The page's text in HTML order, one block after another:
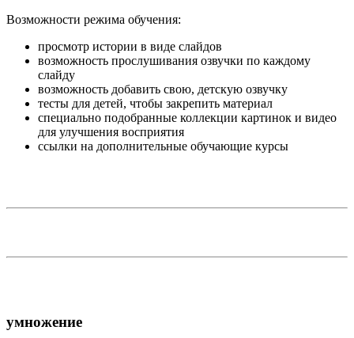
Возможности режима обучения:
просмотр истории в виде слайдов
возможность прослушивания озвучки по каждому
слайду
возможность добавить свою, детскую озвучку
тесты для детей, чтобы закрепить материал
специально подобранные коллекции картинок и видео
для улучшения восприятия
ссылки на дополнительные обучающие курсы
умножение